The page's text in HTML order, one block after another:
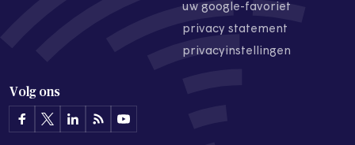
uw google-favoriet
privacy statement
privacyinstellingen
Volg ons